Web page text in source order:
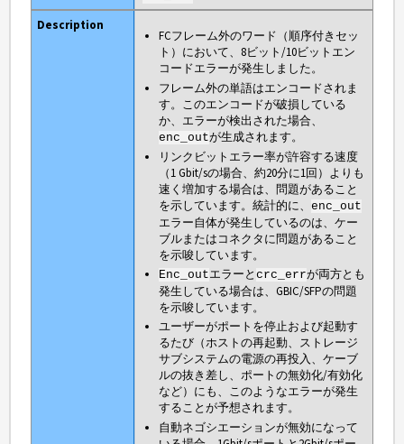
FCフレーム外のワード（順序付きセッ
ト）において、8ビット/10ビットエン
コードエラーが発生しました。
フレーム外の単語はエンコードされま
す。このエンコードが破損している
か、エラーが検出された場合、
enc_outが生成されます。
リンクビットエラー率が許容する速度
（1 Gbit/sの場合、約20分に1回）よりも
速く増加する場合は、問題があること
を示しています。統計的に、enc_out
エラー自体が発生しているのは、ケー
ブルまたはコネクタに問題があること
を示唆しています。
Enc_outエラーとcrc_errが両方とも
発生している場合は、GBIC/SFPの問題
を示唆しています。
ユーザーがポートを停止および起動す
るたび（ホストの再起動、ストレージ
サブシステムの電源の再投入、ケーブ
ルの抜き差し、ポートの無効化/有効化
など）にも、このようなエラーが発生
することが予想されます。
自動ネゴシエーションが無効になって